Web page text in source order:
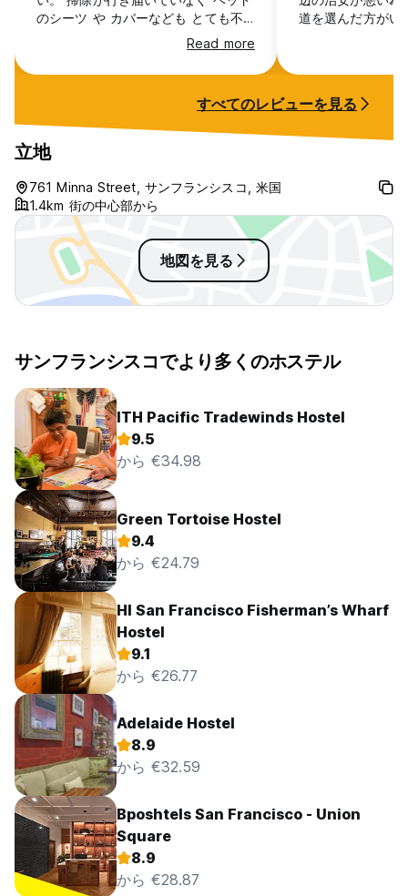
のシーツ や カバーなども とても不
清潔である。他の人に勧めることはで
きない。キッチンに冷蔵庫 や電子レ
ンジ 、湯沸かし器などあり 有効活用
り 清潔ではない。何よりも 困ったの
は スタッフが9時以降はいなくなるの
で トイレットペーパーが1個ずつしか
出してくれないため 朝まで持たなか
ったこと
Read more
道を選んだ方がい
して20ドルの現
トは10時まです。
すべてのレビューを見る
立地
761 Minna Street, サンフランシスコ, 米国
1.4km 街の中心部から
地図を見る
サンフランシスコでより多くのホステル
ITH Pacific Tradewinds Hostel
9.5
から €34.98
Green Tortoise Hostel
9.4
から €24.79
HI San Francisco Fisherman’s Wharf
Hostel
9.1
から €26.77
Adelaide Hostel
8.9
から €32.59
Bposhtels San Francisco - Union
Square
8.9
から €28.87